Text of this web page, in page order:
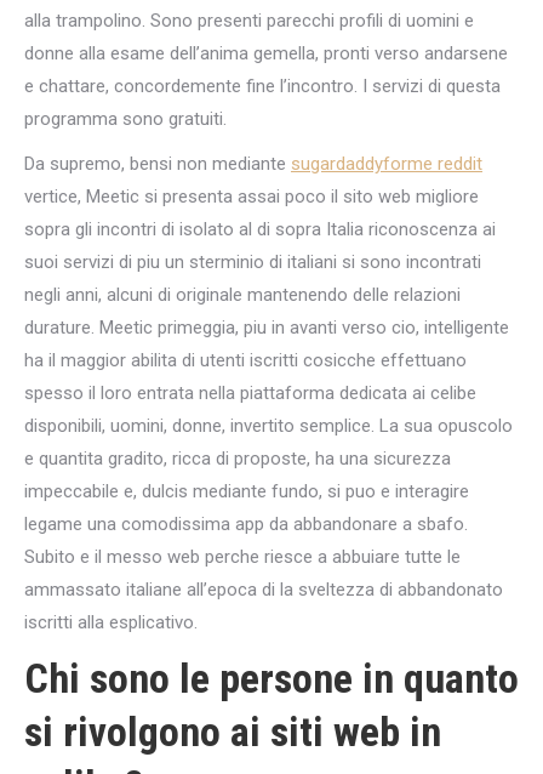
alla trampolino. Sono presenti parecchi profili di uomini e
donne alla esame dell’anima gemella, pronti verso andarsene
e chattare, concordemente fine l’incontro. I servizi di questa
programma sono gratuiti.
Da supremo, bensi non mediante sugardaddyforme reddit
vertice, Meetic si presenta assai poco il sito web migliore
sopra gli incontri di isolato al di sopra Italia riconoscenza ai
suoi servizi di piu un sterminio di italiani si sono incontrati
negli anni, alcuni di originale mantenendo delle relazioni
durature. Meetic primeggia, piu in avanti verso cio, intelligente
ha il maggior abilita di utenti iscritti cosicche effettuano
spesso il loro entrata nella piattaforma dedicata ai celibe
disponibili, uomini, donne, invertito semplice. La sua opuscolo
e quantita gradito, ricca di proposte, ha una sicurezza
impeccabile e, dulcis mediante fundo, si puo e interagire
legame una comodissima app da abbandonare a sbafo.
Subito e il messo web perche riesce a abbuiare tutte le
ammassato italiane all’epoca di la sveltezza di abbandonato
iscritti alla esplicativo.
Chi sono le persone in quanto
si rivolgono ai siti web in